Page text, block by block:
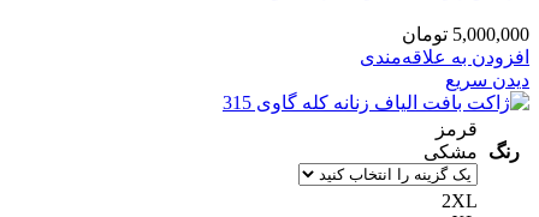
5,000,000 تومان
افزودن به علاقه‌مندی
دیدن سریع
رنگ
قرمز
مشکی
2XL